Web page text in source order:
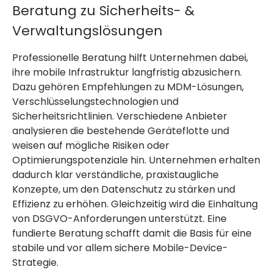
Beratung zu Sicherheits- &
Verwaltungslösungen
Professionelle Beratung hilft Unternehmen dabei,
ihre mobile Infrastruktur langfristig abzusichern.
Dazu gehören Empfehlungen zu MDM-Lösungen,
Verschlüsselungstechnologien und
Sicherheitsrichtlinien. Verschiedene Anbieter
analysieren die bestehende Geräteflotte und
weisen auf mögliche Risiken oder
Optimierungspotenziale hin. Unternehmen erhalten
dadurch klar verständliche, praxistaugliche
Konzepte, um den Datenschutz zu stärken und
Effizienz zu erhöhen. Gleichzeitig wird die Einhaltung
von DSGVO-Anforderungen unterstützt. Eine
fundierte Beratung schafft damit die Basis für eine
stabile und vor allem sichere Mobile-Device-
Strategie.